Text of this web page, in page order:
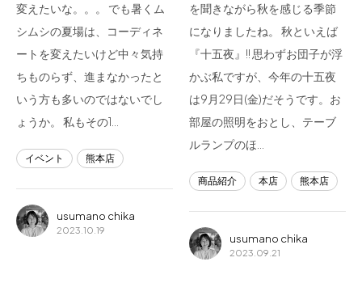
変えたいな。。。 でも暑くム
シムシの夏場は、コーディネ
ートを変えたいけど中々気持
ちものらず、進まなかったと
いう方も多いのではないでし
ょうか。 私もその1…
イベント 熊本店
usumano chika
2023.10.19
を聞きながら秋を感じる季節
になりましたね。 秋といえば
『十五夜』!! 思わずお団子が浮
かぶ私ですが、今年の十五夜
は9月29日(金)だそうです。お
部屋の照明をおとし、テーブ
ルランプのほ…
商品紹介 本店 熊本店
usumano chika
2023.09.21